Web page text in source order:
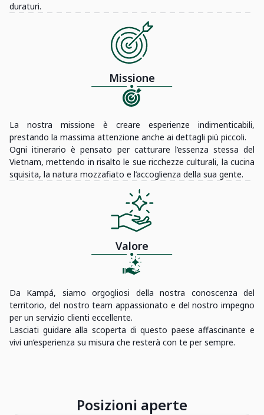
duraturi.
Missione
La nostra missione è creare esperienze indimenticabili,
prestando la massima attenzione anche ai dettagli più piccoli.
Ogni itinerario è pensato per catturare l’essenza stessa del
Vietnam, mettendo in risalto le sue ricchezze culturali, la cucina
squisita, la natura mozzafiato e l’accoglienza della sua gente.
Valore
Da Kampá, siamo orgogliosi della nostra conoscenza del
territorio, del nostro team appassionato e del nostro impegno
per un servizio clienti eccellente.
Lasciati guidare alla scoperta di questo paese affascinante e
vivi un’esperienza su misura che resterà con te per sempre.
Posizioni aperte